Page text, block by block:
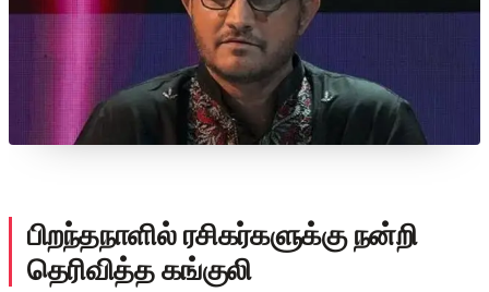
பிறந்தநாளில் ரசிகர்களுக்கு நன்றி
தெரிவித்த கங்குலி